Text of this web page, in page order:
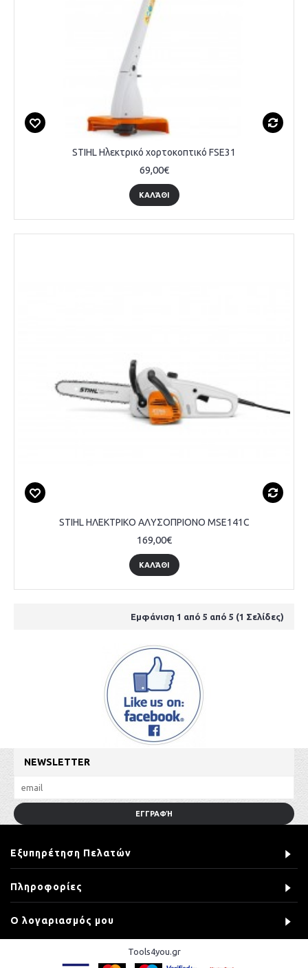
STIHL Ηλεκτρικό χορτοκοπτικό FSE31
69,00€
ΚΑΛΆΘΙ
STIHL ΗΛΕΚΤΡΙΚΟ ΑΛΥΣΟΠΡΙΟΝΟ MSE141C
169,00€
ΚΑΛΆΘΙ
Εμφάνιση 1 από 5 από 5 (1 Σελίδες)
NEWSLETTER
ΕΓΓΡΑΦΉ
Εξυπηρέτηση Πελατών
Πληροφορίες
Ο λογαριασμός μου
Tools4you.gr